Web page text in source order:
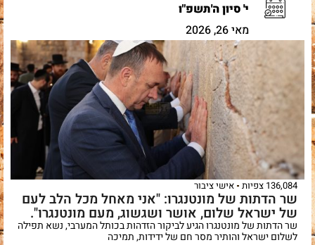
י' סיון ה'תשפ"ו
מאי 26, 2026
136,084 צפיות אישי ציבור
שר הדתות של מונטנגרו: "​אני מאחל מכל הלב לעם
של ישראל שלום, אושר ושגשוג, מעם מונטנגרו".
שר הדתות של מונטנגרו הגיע לביקור הזדהות בכותל המערבי, נשא תפילה
לשלום ישראל והותיר מסר חם של ידידות, תמיכה